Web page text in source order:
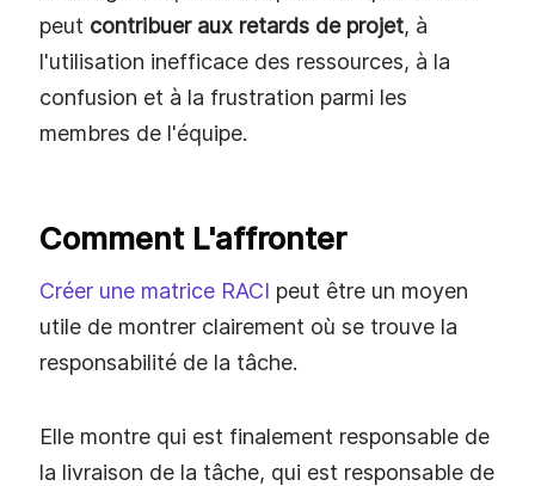
peut contribuer aux retards de projet, à
l'utilisation inefficace des ressources, à la
confusion et à la frustration parmi les
membres de l'équipe.
Comment L'affronter
Créer une matrice RACI peut être un moyen
utile de montrer clairement où se trouve la
responsabilité de la tâche.
Elle montre qui est finalement responsable de
la livraison de la tâche, qui est responsable de